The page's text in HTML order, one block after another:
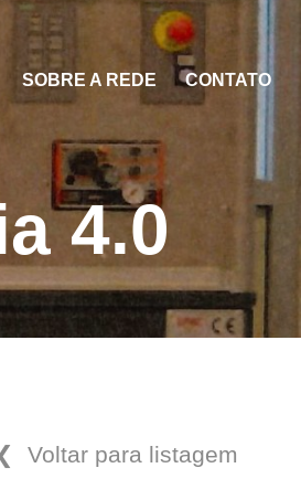
SOBRE A REDE CONTATO
4.0
Voltar para listagem